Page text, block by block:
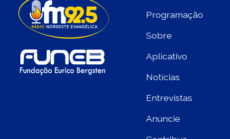
Programação
Sobre
Aplicativo
Notícias
Entrevistas
Anuncie